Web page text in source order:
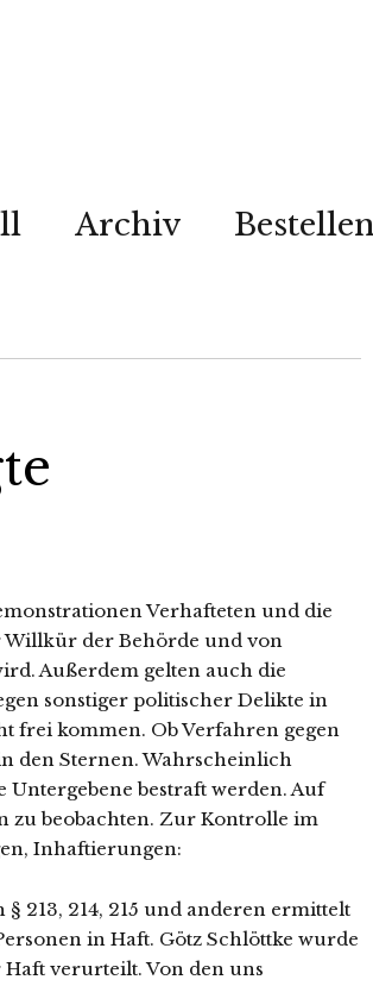
Archiv
Verhafteten und die
Willkür der Behörde und von
Außerdem gelten auch die
sonstiger politischer Delikte in
frei kommen. Ob Verfahren gegen
den Sternen. Wahrscheinlich
bestraft werden. Auf
zu beobachten. Zur Kontrolle im
Inhaftierungen:
213, 214, 215 und anderen ermittelt
in Haft. Götz Schlöttke wurde
verurteilt. Von den uns